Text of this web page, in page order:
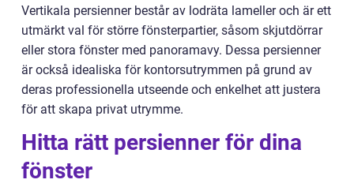
Vertikala persienner består av lodräta lameller och är ett
utmärkt val för större fönsterpartier, såsom skjutdörrar
eller stora fönster med panoramavy. Dessa persienner
är också idealiska för kontorsutrymmen på grund av
deras professionella utseende och enkelhet att justera
för att skapa privat utrymme.
Hitta rätt persienner för dina
fönster